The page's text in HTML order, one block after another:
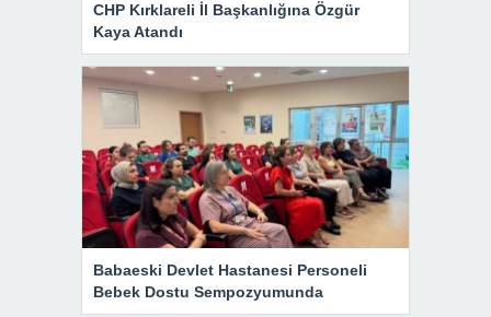
CHP Kırklareli İl Başkanlığına Özgür
Kaya Atandı
Babaeski Devlet Hastanesi Personeli
Bebek Dostu Sempozyumunda